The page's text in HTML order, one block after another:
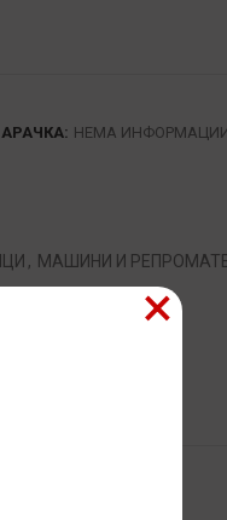
НЕМА
, МАШИНИ И
×